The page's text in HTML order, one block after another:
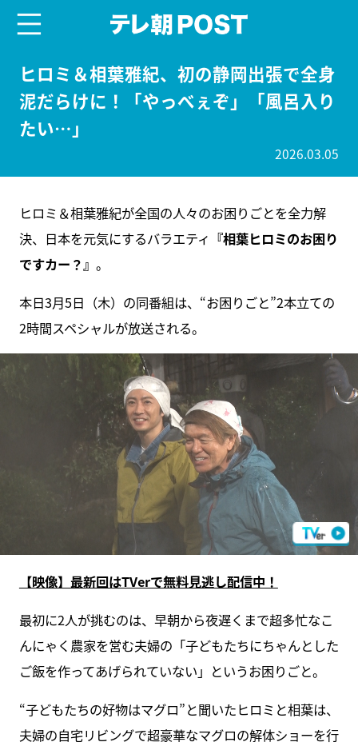
ヒロミ＆相葉雅紀、初の静岡出張で全身
泥だらけに！「やっべぇぞ」「風呂入り
たい…」
2026.03.05
ヒロミ＆相葉雅紀が全国の人々のお困りごとを全力解
決、日本を元気にするバラエティ 『相葉ヒロミのお困り
ですカー？』 。
本日3月5日（木）の同番組は、“お困りごと”2本立ての
2時間スペシャルが放送される。
【映像】最新回はTVerで無料見逃し配信中！
最初に2人が挑むのは、早朝から夜遅くまで超多忙なこ
んにゃく農家を営む夫婦の「子どもたちにちゃんとした
ご飯を作ってあげられていない」というお困りごと。
“子どもたちの好物はマグロ”と聞いたヒロミと相葉は、
夫婦の自宅リビングで超豪華なマグロの解体ショーを行